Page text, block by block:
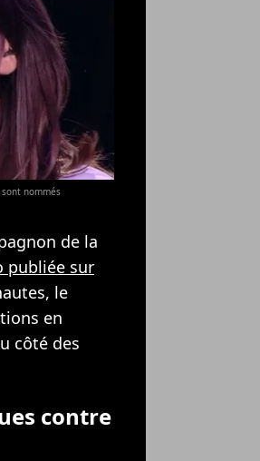
nommés
de la
publiée sur
le
en
côté des
contre